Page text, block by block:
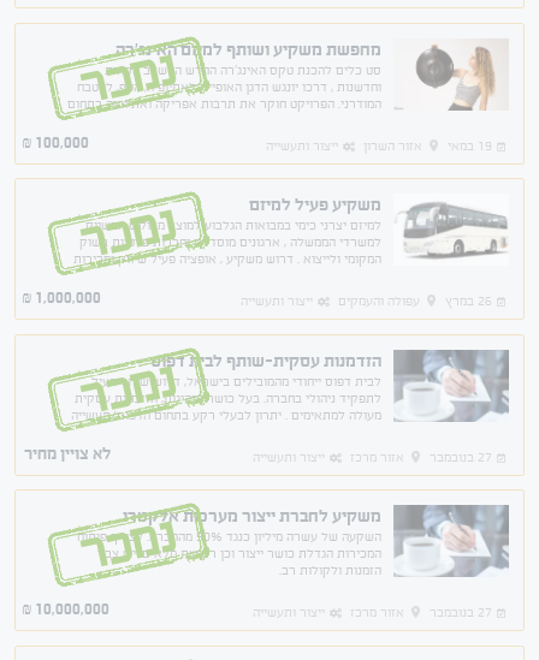
מחפשת משקיע ושותף למיזם האינג'רה
סט כלים להכנת טקס האינג'רה החדש המשלב מסורת
וחדשנות , דרכו יונגש הדגן האופייני לאתיופיה, הטף, למטבח
המודרני. הפרויקט חוקר את תרבות אפריקה ואתיופיה בתחום
נמכר
19 במאי אזור השרון ייצור ותעשייה 100,000
₪
משקיע פעיל למיזם
למיזם יצרני כימי במבואות הגלבוע למוצר מבוקש המשווק
למשרדי הממשלה , ארגונים מוסדיים וחברות פרטיות בשוק
המקומי ולייצוא . דרוש משקיע , אופציה פעיל שיווק ומכירות
נמכר
26 במרץ עפולה והעמקים ייצור ותעשייה 1,000,000
₪
הזדמנות עסקית-שותף לבית דפוס
לבית דפוס ייחודי מהמובילים בישראל, דרוש שותף פעיל
לתפקיד ניהולי בחברה. בעל כושר מנהיגות, הזדמנות עסקית
מעולה למתאימים . יתרון לבעלי רקע בתחום הדפוס/תעשייה
נמכר
27 בנובמבר אזור מרכז ייצור ותעשייה לא צויין מחיר
משקיע לחברת ייצור מערכות אלקטרו
השקעה של עשרה מיליון כנגד 50% מהחברה. לצורך פיתוח
המכירות הגדלת כושר ייצור וכן רכישת מלאים. יש צבר
הזמנות ולקולות רב.
נמכר
27 בנובמבר אזור מרכז ייצור ותעשייה 10,000,000
₪